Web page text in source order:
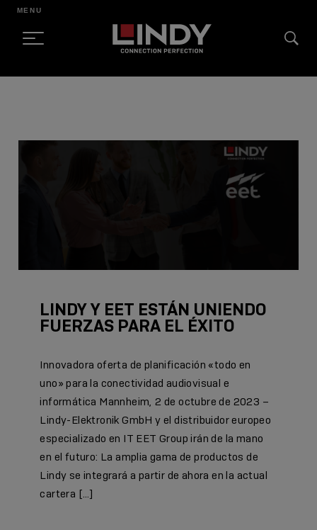
MENU
LINDY Y EET ESTÁN UNIENDO
FUERZAS PARA EL ÉXITO
Innovadora oferta de planificación «todo en
uno» para la conectividad audiovisual e
informática Mannheim, 2 de octubre de 2023 –
Lindy-Elektronik GmbH y el distribuidor europeo
especializado en IT EET Group irán de la mano
en el futuro: La amplia gama de productos de
Lindy se integrará a partir de ahora en la actual
cartera […]